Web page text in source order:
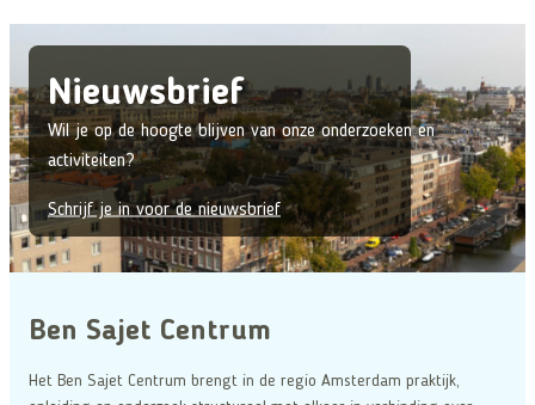
Nieuwsbrief
Wil je op de hoogte blijven van onze onderzoeken en
activiteiten?
Schrijf je in voor de nieuwsbrief
Ben Sajet Centrum
Het Ben Sajet Centrum brengt in de regio Amsterdam praktijk,